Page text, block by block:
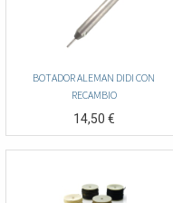
BOTADOR ALEMAN DIDI CON
RECAMBIO
14,50€